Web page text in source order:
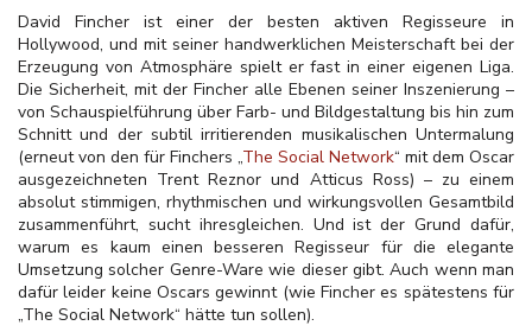
David Fincher ist einer der besten aktiven Regisseure in
Hollywood, und mit seiner handwerklichen Meisterschaft bei der
Erzeugung von Atmosphäre spielt er fast in einer eigenen Liga.
Die Sicherheit, mit der Fincher alle Ebenen seiner Inszenierung –
von Schauspielführung über Farb- und Bildgestaltung bis hin zum
Schnitt und der subtil irritierenden musikalischen Untermalung
(erneut von den für Finchers „The Social Network“ mit dem Oscar
ausgezeichneten Trent Reznor und Atticus Ross) – zu einem
absolut stimmigen, rhythmischen und wirkungsvollen Gesamtbild
zusammenführt, sucht ihresgleichen. Und ist der Grund dafür,
warum es kaum einen besseren Regisseur für die elegante
Umsetzung solcher Genre-Ware wie dieser gibt. Auch wenn man
dafür leider keine Oscars gewinnt (wie Fincher es spätestens für
„The Social Network“ hätte tun sollen).